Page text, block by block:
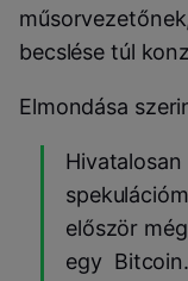
becslése túl
Elmondása
először
egy